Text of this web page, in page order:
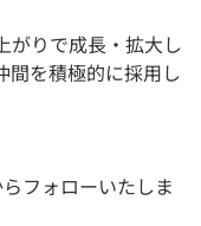
がりで成長・拡大し
間を積極的に採用し
フォローいたしま